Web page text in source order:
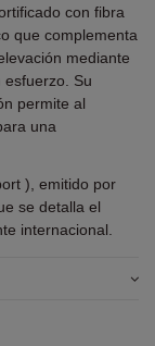
con fibra
que complementa
mediante
Su
permite al
una
), emitido por
se detalla el
internacional.